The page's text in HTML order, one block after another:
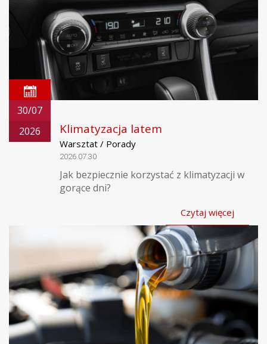
30/07
2026
Klimatyzacja latem
Warsztat / Porady
2026.07.30
Jak bezpiecznie korzystać z klimatyzacji w
gorące dni?
Czytaj więcej